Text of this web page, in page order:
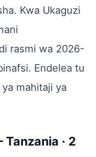
Kwa Ukaguzi
rasmi wa 2026-
Endelea tu
mahitaji ya
· 2